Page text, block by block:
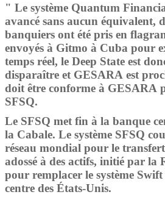
" Le système Quantum
avancé sans aucun équivalent,
banquiers ont été pris en
envoyés à Gitmo à Cuba pour
temps réel, le Deep State est
disparaître et GESARA est
doit être conforme à GESARA
SFSQ.
Le SFSQ met fin à la banque
la Cabale. Le système SFSQ
réseau mondial pour le
adossé à des actifs, initié par la
pour remplacer le système
centre des États-Unis.